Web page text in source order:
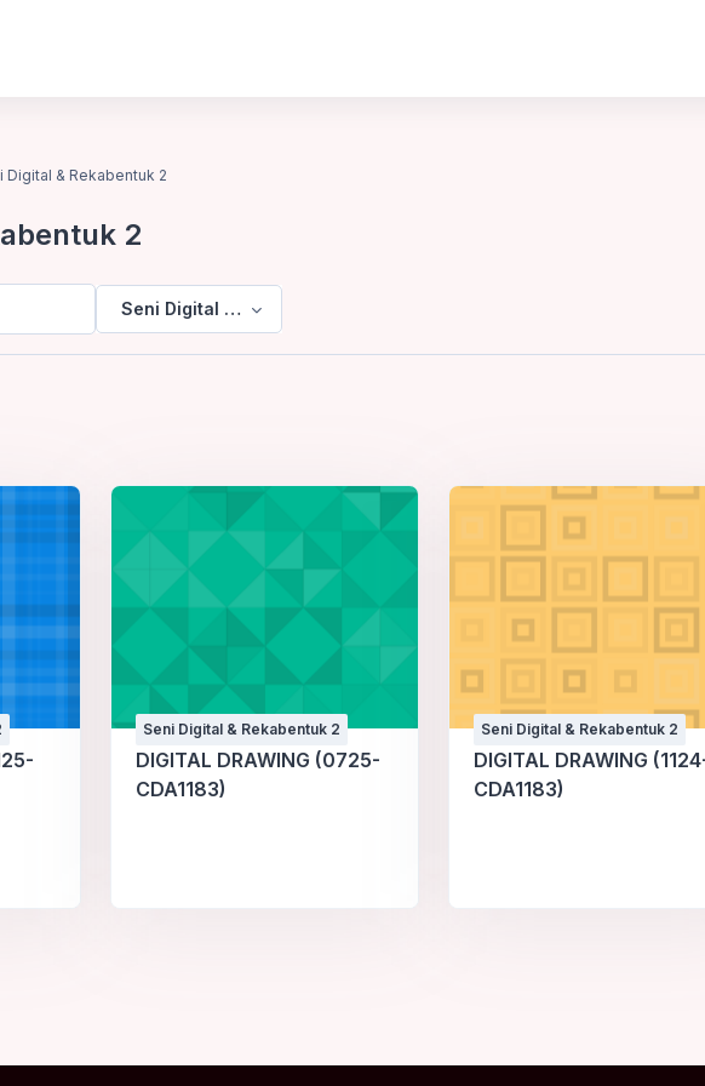
Digital & Rekabentuk 2
2
Seni Digital & Rekabentuk 2
Seni Digital & Rekabentuk 2
DIGITAL DRAWING (0725-
CDA1183)
Seni Digital & Rekabentuk 2
DIGITAL DRAWING
CDA1183)